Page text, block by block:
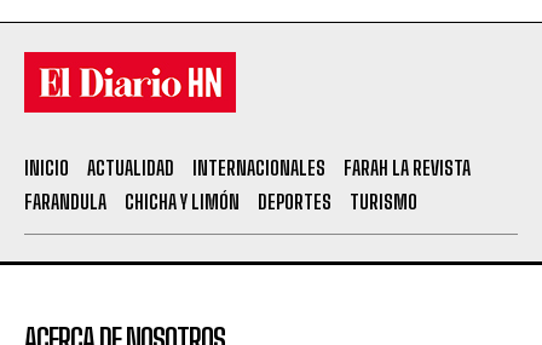
INICIO ACTUALIDAD INTERNACIONALES
FARAH LA REVISTA
FARANDULA
CHICHA Y LIMÓN DEPORTES TURISMO